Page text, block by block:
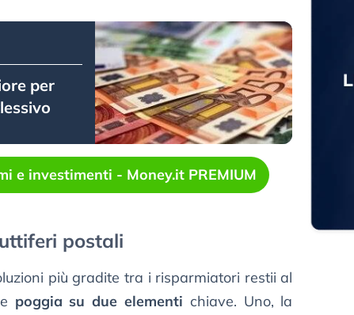
per
e investimenti - Money.it PREMIUM
postali
più gradite tra i risparmiatori restii al
poggia su due elementi chiave. Uno, la